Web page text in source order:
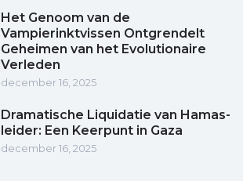
Het Genoom van de
Vampierinktvissen Ontgrendelt
Geheimen van het Evolutionaire
Verleden
december 16, 2025
Dramatische Liquidatie van Hamas-
leider: Een Keerpunt in Gaza
december 16, 2025